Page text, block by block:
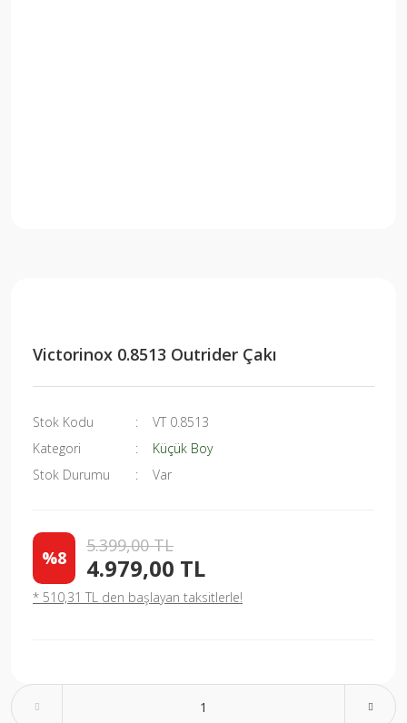
Victorinox 0.8513 Outrider Çakı
Stok Kodu
VT 0.8513
Kategori
Küçük Boy
Stok Durumu
Var
%8
5.399,00 TL
4.979,00 TL
* 510,31 TL den başlayan taksitlerle!